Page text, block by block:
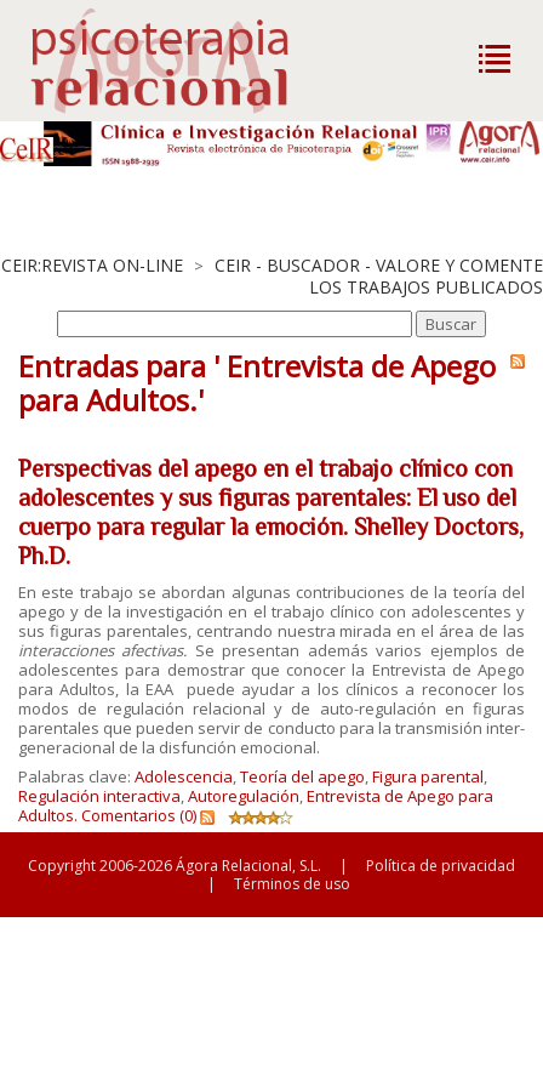
CEIR:REVISTA ON-LINE > CEIR - BUSCADOR - VALORE Y COMENTE
LOS TRABAJOS PUBLICADOS
Entradas para ' Entrevista de Apego
para Adultos.'
Perspectivas del apego en el trabajo clínico con
adolescentes y sus figuras parentales: El uso del
cuerpo para regular la emoción. Shelley Doctors,
Ph.D.
En este trabajo se abordan algunas contribuciones de la teoría del
apego y de la investigación en el trabajo clínico con adolescentes y
sus figuras parentales, centrando nuestra mirada en el área de las
interacciones afectivas. Se presentan además varios ejemplos de
adolescentes para demostrar que conocer la Entrevista de Apego
para Adultos, la EAA puede ayudar a los clínicos a reconocer los
modos de regulación relacional y de auto-regulación en figuras
parentales que pueden servir de conducto para la transmisión inter-
generacional de la disfunción emocional.
Palabras clave: Adolescencia,Teoría del apego,Figura parental,
Regulación interactiva,Autoregulación,Entrevista de Apego para
Adultos. Comentarios (0)
Copyright 2006-2026 Ágora Relacional, S.L. |
Política de privacidad
|
Términos de uso